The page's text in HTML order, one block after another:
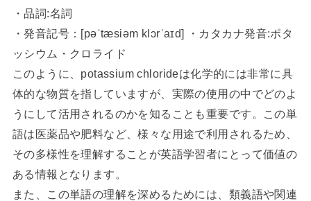
・品詞:名詞
・発音記号：[pəˈtæsiəm klɔrˈaɪd] ・カタカナ発音:ポタ
ッシウム・クロライド
このように、potassium chlorideは化学的には非常に具
体的な物質を指していますが、実際の使用の中でどのよ
うにして活用されるのかを知ることも重要です。この単
語は医薬品や肥料など、様々な用途で利用されるため、
その多様性を理解することが英語学習者にとって価値の
ある情報となります。
また、この単語の理解を深めるためには、類義語や関連